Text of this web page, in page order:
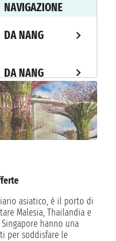
NAVIGAZIONE
DA NANG
DA NANG
NHA TRANG
NAVIGAZIONE
HONG KONG
asiatico, è il porto di
Malesia, Thailandia e
hanno una
per soddisfare le